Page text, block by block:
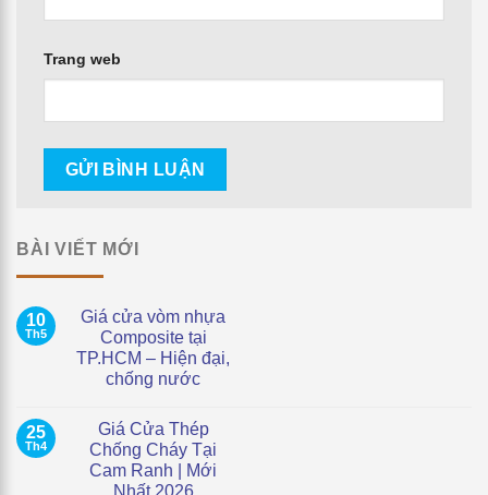
BÀI VIẾT MỚI
10
Th5
Giá cửa vòm nhựa
Composite tại
TP.HCM – Hiện đại,
chống nước
bình
luận
ở
Giá
cửa
25
Th4
Giá Cửa Thép
Chống Cháy Tại
Cam Ranh | Mới
Nhất 2026
Trang web